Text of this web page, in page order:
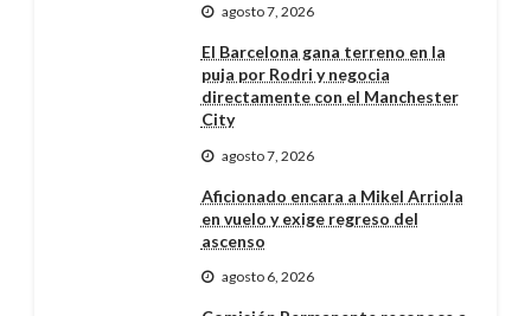
agosto 7, 2026
El Barcelona gana terreno en la
puja por Rodri y negocia
directamente con el Manchester
City
agosto 7, 2026
Aficionado encara a Mikel Arriola
en vuelo y exige regreso del
ascenso
agosto 6, 2026